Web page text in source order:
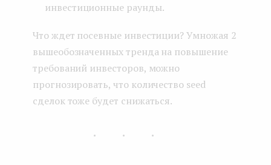
инвестиционные раунды.
Что ждет посевные инвестиции? Умножая 2
вышеобозначенных тренда на повышение
требований инвесторов, можно
прогнозировать, что количество seed
сделок тоже будет снижаться.
...